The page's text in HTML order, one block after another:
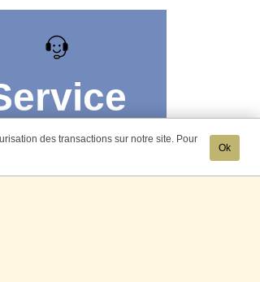
Ok
des transactions sur notre site. Pour